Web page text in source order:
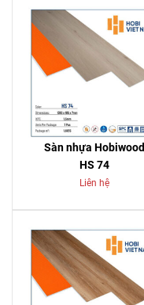
Sàn nhựa Hobiwood
HS 74
Liên hệ